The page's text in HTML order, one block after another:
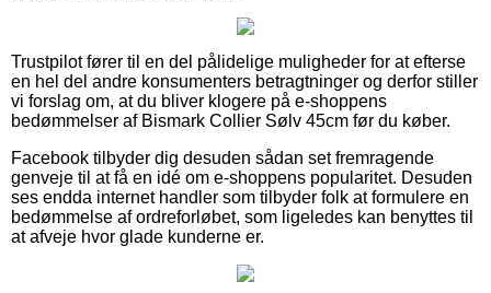
Trustpilot fører til en del pålidelige muligheder for at efterse
en hel del andre konsumenters betragtninger og derfor stiller
vi forslag om, at du bliver klogere på e-shoppens
bedømmelser af Bismark Collier Sølv 45cm før du køber.
Facebook tilbyder dig desuden sådan set fremragende
genveje til at få en idé om e-shoppens popularitet. Desuden
ses endda internet handler som tilbyder folk at formulere en
bedømmelse af ordreforløbet, som ligeledes kan benyttes til
at afveje hvor glade kunderne er.